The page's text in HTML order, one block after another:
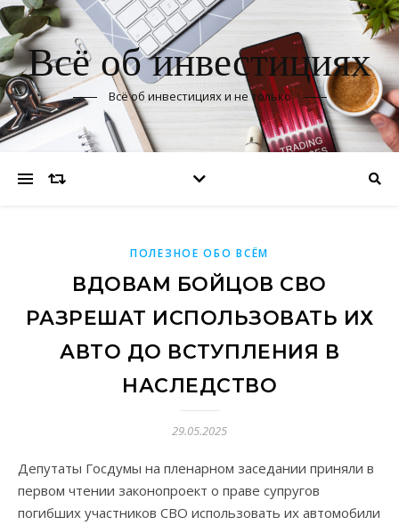
Всё об инвестициях
Всё об инвестициях и не только
ПОЛЕЗНОЕ ОБО ВСЁМ
ВДОВАМ БОЙЦОВ СВО
РАЗРЕШАТ ИСПОЛЬЗОВАТЬ ИХ
АВТО ДО ВСТУПЛЕНИЯ В
НАСЛЕДСТВО
29.05.2025
Депутаты Госдумы на пленарном заседании приняли в
первом чтении законопроект о праве супругов
погибших участников СВО использовать их автомобили